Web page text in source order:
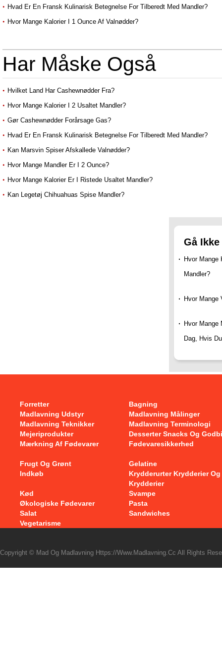
Hvad Er En Fransk Kulinarisk Betegnelse For Tilberedt Med Mandler?
Hvor Mange Kalorier I 1 Ounce Af Valnødder?
Har Måske Også
Hvilket Land Har Cashewnødder Fra?
Hvor Mange Kalorier I 2 Usaltet Mandler?
Gør Cashewnødder Forårsage Gas?
Hvad Er En Fransk Kulinarisk Betegnelse For Tilberedt Med Mandler?
Kan Marsvin Spiser Afskallede Valnødder?
Hvor Mange Mandler Er I 2 Ounce?
Hvor Mange Kalorier Er I Ristede Usaltet Mandler?
Kan Legetøj Chihuahuas Spise Mandler?
Gå
Hvor Mange
Mandler?
Hvor Mange
Hvor Mange
Dag, Hvis
Forretter
Bagning
Madlavning Udstyr
Madlavning Målinger
Madlavning Teknikker
Madlavning Terminologi
Mejeriprodukter
Desserter Snacks Og
Mærkning Af Fødevarer
Fødevaresikkerhed
Frugt Og Grønt
Gelatine
Indkøb
Krydderurter Krydderier Og
Krydderier
Kød
Svampe
Økologiske Fødevarer
Pasta
Salat
Sandwiches
Vegetarisme
Copyright © Mad Og Madlavning Https://www.madlavning.cc All Rights